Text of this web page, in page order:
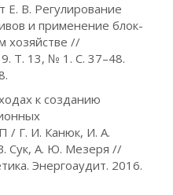
Е. В. Регулирование
и применение блок-
хозяйстве //
Т. 13, № 1. С. 37–48.
к созданию
/ Г. И. Канюк, И. А.
Сук, А. Ю. Мезеря //
Энергоаудит. 2016.